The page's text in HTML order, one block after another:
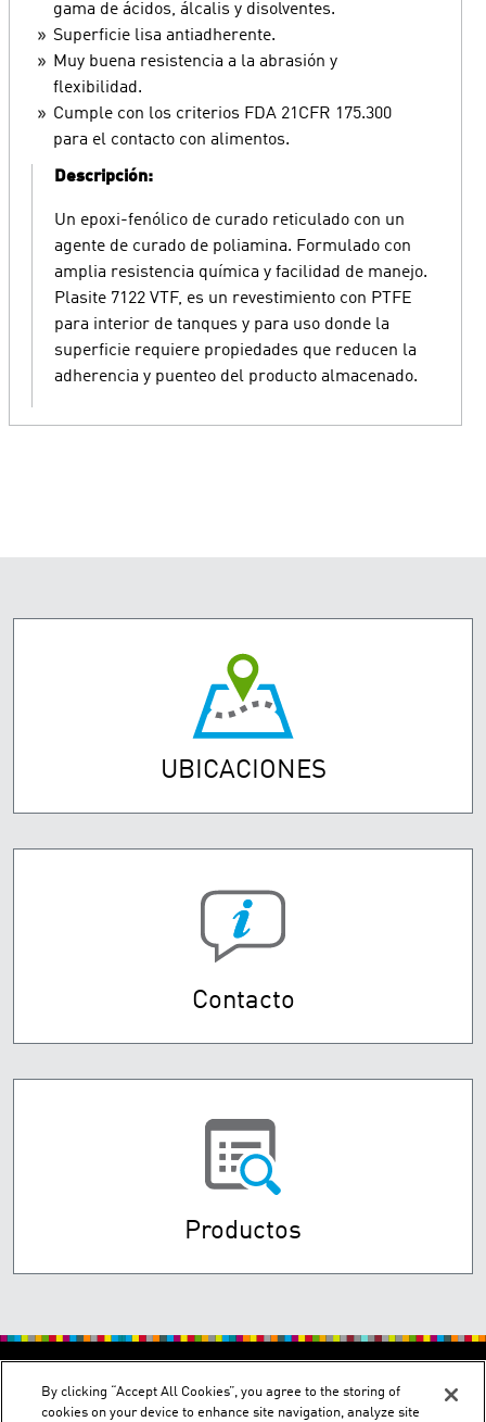
gama de ácidos, álcalis y disolventes.
Superficie lisa antiadherente.
Muy buena resistencia a la abrasión y
flexibilidad.
Cumple con los criterios FDA 21CFR 175.300
para el contacto con alimentos.
Descripción:
Un epoxi-fenólico de curado reticulado con un
agente de curado de poliamina. Formulado con
amplia resistencia química y facilidad de manejo.
Plasite 7122 VTF, es un revestimiento con PTFE
para interior de tanques y para uso donde la
superficie requiere propiedades que reducen la
adherencia y puenteo del producto almacenado.
UBICACIONES
Contacto
Productos
By clicking “Accept All Cookies”, you agree to the storing of
cookies on your device to enhance site navigation, analyze site